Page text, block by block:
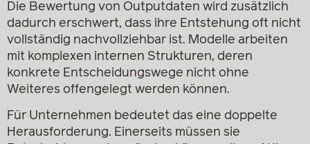
Die Bewertung von Outputdaten wird zusätzlich
dadurch erschwert, dass ihre Entstehung oft nicht
vollständig nachvollziehbar ist. Modelle arbeiten
mit komplexen internen Strukturen, deren
konkrete Entscheidungswege nicht ohne
Weiteres offengelegt werden können.
Für Unternehmen bedeutet das eine doppelte
Herausforderung. Einerseits müssen sie